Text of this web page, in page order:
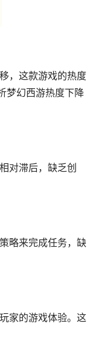
，这款游戏的热度
梦幻西游热度下降
对滞后，缺乏创
略来完成任务，缺
家的游戏体验。这